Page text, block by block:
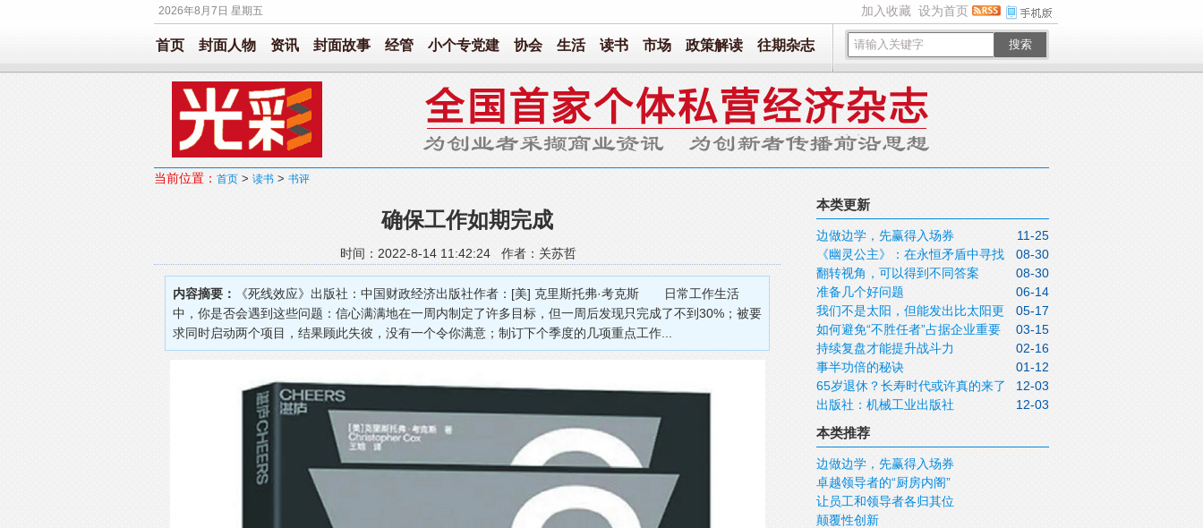
2026年8月7日 星期五 加入收藏 设为首页
搜索
首页 封面人物 资讯 封面故事 经管 小个专党建 协会 生活 读书 市场 政策解读 往期杂志
当前位置： 首页 > 读书 > 书评
确保工作如期完成
时间：2022-8-14 11:42:24 作者：关苏哲
内容摘要：
《死线效应》出版社：中国财政经济出版社作者：[美] 克里斯托弗·考克斯 日常工作生活
中，你是否会遇到这些问题：信心满满地在一周内制定了许多目标，但一周后发现只完成了不到30%；被要
求同时启动两个项目，结果顾此失彼，没有一个令你满意；制订下个季度的几项重点工作...
本类更新
11-25
边做边学，先赢得入场券
08-30
《幽灵公主》：在永恒矛盾中寻找
微光 08-30
翻转视角，可以得到不同答案
06-14
准备几个好问题
05-17
我们不是太阳，但能发出比太阳更
暖的光 03-15
如何避免“不胜任者”占据企业重要
位置 02-16
持续复盘才能提升战斗力
01-12
事半功倍的秘诀
12-03
65岁退休？长寿时代或许真的来了
12-03
出版社：机械工业出版社
本类推荐
边做边学，先赢得入场券
卓越领导者的“厨房内阁”
让员工和领导者各归其位
颠覆性创新